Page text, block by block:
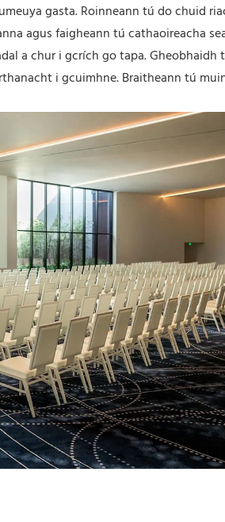
gasta. Roinneann tú do chuid
agus faigheann tú cathaoireacha
a chur i gcrích go tapa.
i gcuimhne. Braitheann tú